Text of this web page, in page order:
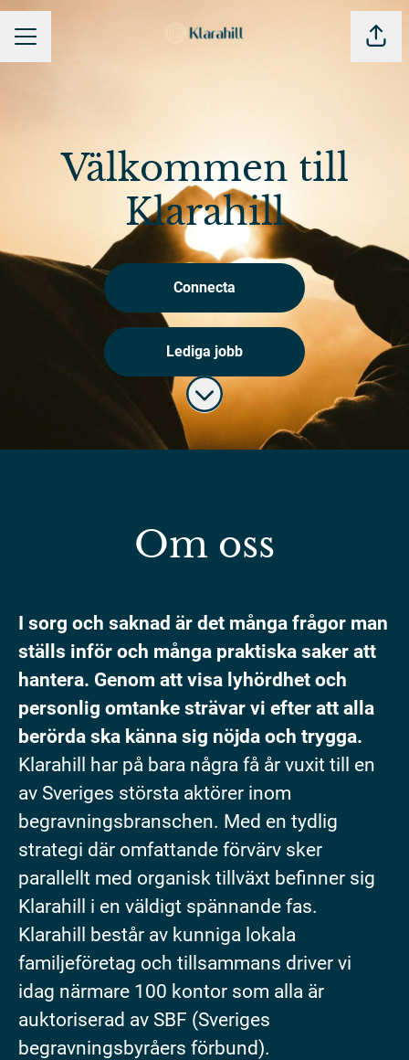
KARRIÄRMENY Dela
Välkommen till
Klarahill
Connecta
Lediga jobb
Skrolla för mer innehåll
Om oss
I sorg och saknad är det många frågor man
ställs inför och många praktiska saker att
hantera. Genom att visa lyhördhet och
personlig omtanke strävar vi efter att alla
berörda ska känna sig nöjda och trygga.
Klarahill har på bara några få år vuxit till en
av Sveriges största aktörer inom
begravningsbranschen. Med en tydlig
strategi där omfattande förvärv sker
parallellt med organisk tillväxt befinner sig
Klarahill i en väldigt spännande fas.
Klarahill består av kunniga lokala
familjeföretag och tillsammans driver vi
idag närmare 100 kontor som alla är
auktoriserad av SBF (Sveriges
begravningsbyråers förbund).